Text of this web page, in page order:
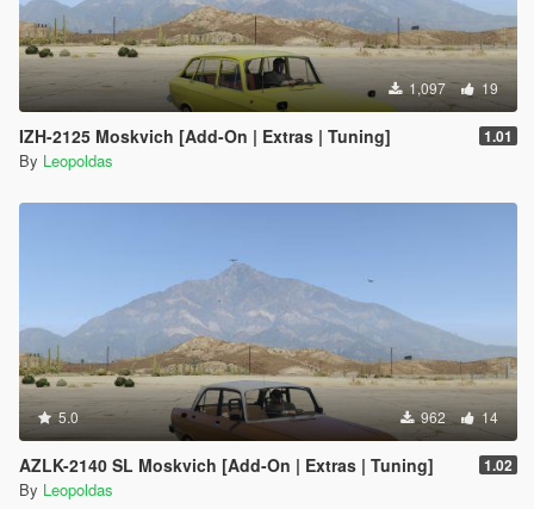
1,097 19
IZH-2125 Moskvich [Add-On | Extras | Tuning] 1.01
By Leopoldas
5.0 962 14
AZLK-2140 SL Moskvich [Add-On | Extras | Tuning] 1.02
By Leopoldas